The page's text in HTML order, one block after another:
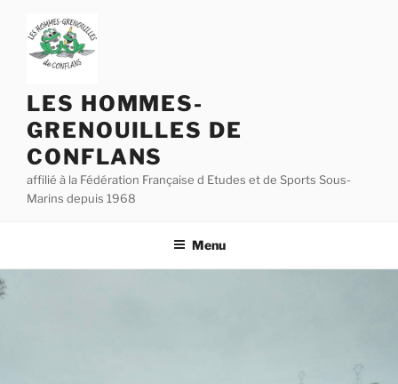
contenu
principal
LES HOMMES-
GRENOUILLES DE
CONFLANS
affilié à la Fédération Française d Etudes et de Sports Sous-
Marins depuis 1968
Menu